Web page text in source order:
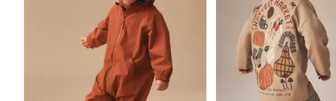
98 - 110cm
116 - 134cm